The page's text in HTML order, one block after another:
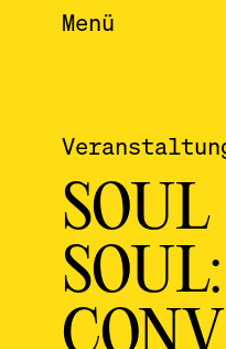
Menü